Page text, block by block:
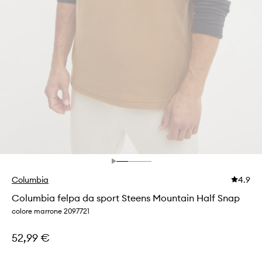
Columbia 4.9
Columbia felpa da sport Steens Mountain Half Snap
colore marrone 2097721
52,99 €